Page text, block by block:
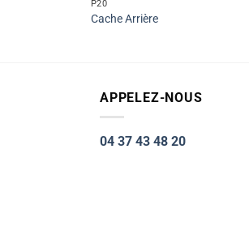
P20
Cache Arrière
APPELEZ-NOUS
04 37 43 48 20